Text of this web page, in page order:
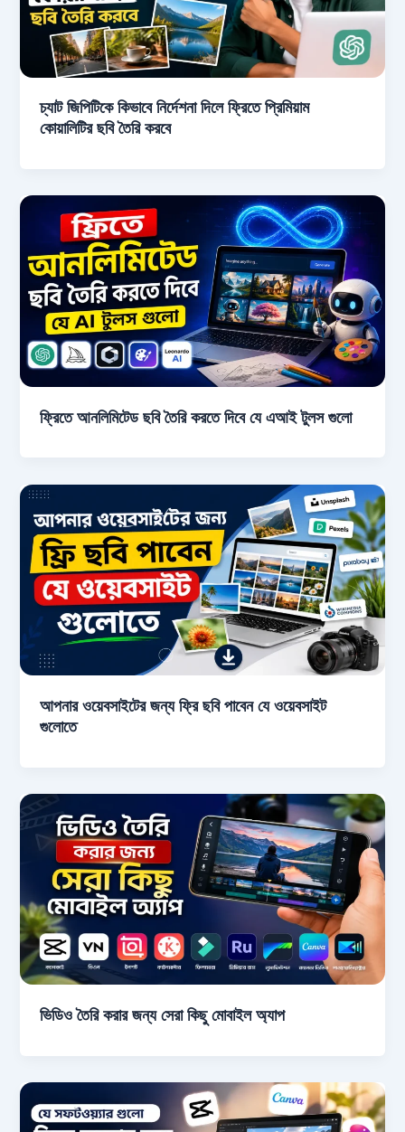
চ্যাট জিপিটিকে কিভাবে নির্দেশনা দিলে ফ্রিতে প্রিমিয়াম
কোয়ালিটির ছবি তৈরি করবে
ফ্রিতে আনলিমিটেড ছবি তৈরি করতে দিবে যে এআই টুলস গুলো
আপনার ওয়েবসাইটের জন্য ফ্রি ছবি পাবেন যে ওয়েবসাইট
গুলোতে
ভিডিও তৈরি করার জন্য সেরা কিছু মোবাইল অ্যাপ